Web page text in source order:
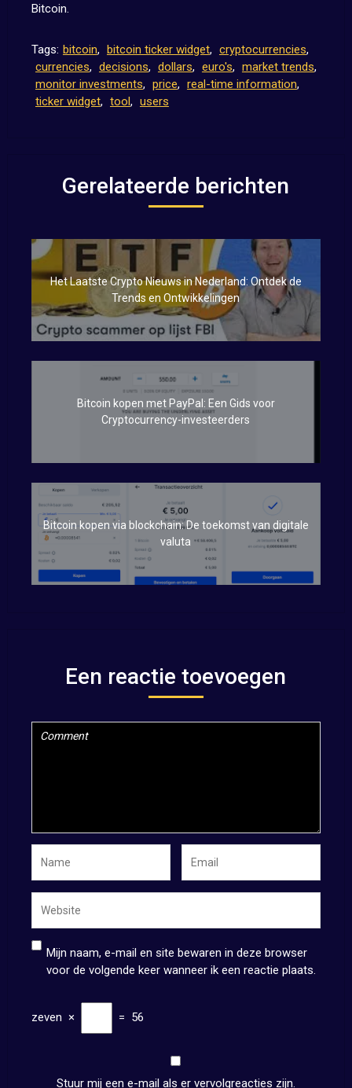
Bitcoin.
Tags: bitcoin, bitcoin ticker widget, cryptocurrencies,
currencies, decisions, dollars, euro's, market trends,
monitor investments, price, real-time information,
ticker widget, tool, users
Gerelateerde berichten
Het Laatste Crypto Nieuws in Nederland: Ontdek de
Trends en Ontwikkelingen
Bitcoin kopen met PayPal: Een Gids voor
Cryptocurrency-investeerders
Bitcoin kopen via blockchain: De toekomst van digitale
valuta
Een reactie toevoegen
Mijn naam, e-mail en site bewaren in deze browser
voor de volgende keer wanneer ik een reactie plaats.
zeven × = 56
Stuur mij een e-mail als er vervolgreacties zijn.